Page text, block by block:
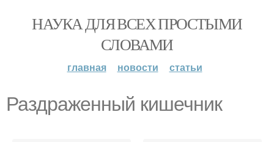
НАУКА ДЛЯ ВСЕХ ПРОСТЫМИ
СЛОВАМИ
главная новости статьи
Раздраженный кишечник